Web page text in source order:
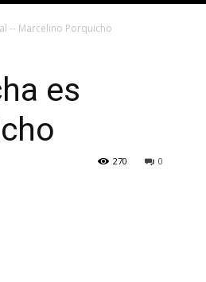
-- Marcelino Porquicho
es
0
270